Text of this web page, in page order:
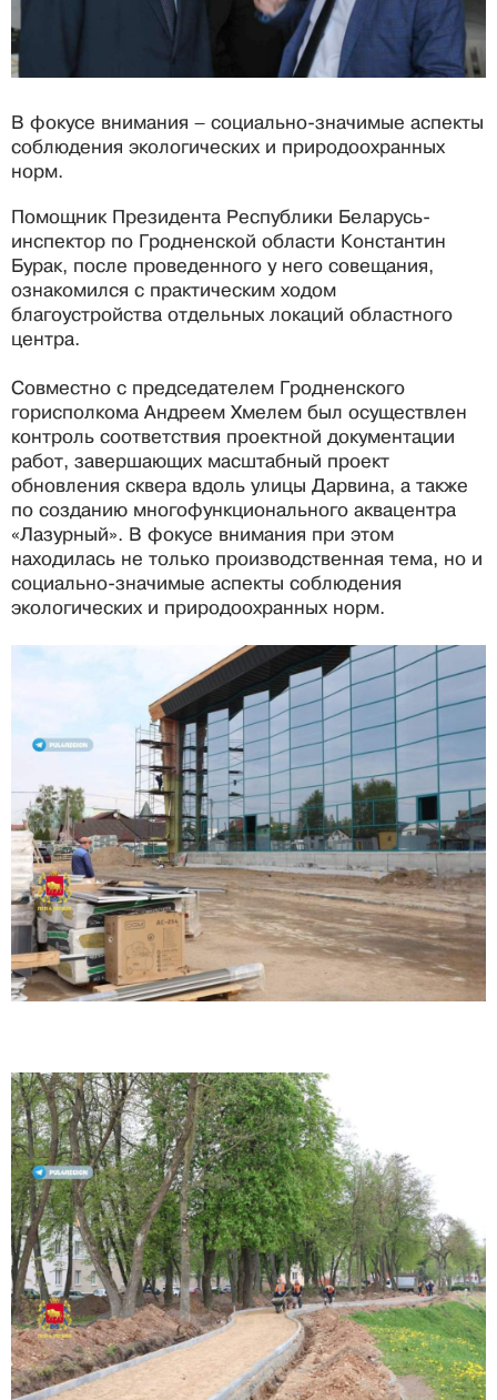
В фокусе внимания – социально-значимые аспекты
соблюдения экологических и природоохранных
норм.
Помощник Президента Республики Беларусь-
инспектор по Гродненской области Константин
Бурак, после проведенного у него совещания,
ознакомился с практическим ходом
благоустройства отдельных локаций областного
центра.
Совместно с председателем Гродненского
горисполкома Андреем Хмелем был осуществлен
контроль соответствия проектной документации
работ, завершающих масштабный проект
обновления сквера вдоль улицы Дарвина, а также
по созданию многофункционального аквацентра
«Лазурный». В фокусе внимания при этом
находилась не только производственная тема, но и
социально-значимые аспекты соблюдения
экологических и природоохранных норм.